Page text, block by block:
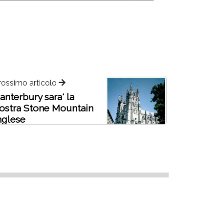
articolo
sara' la
Stone Mountain